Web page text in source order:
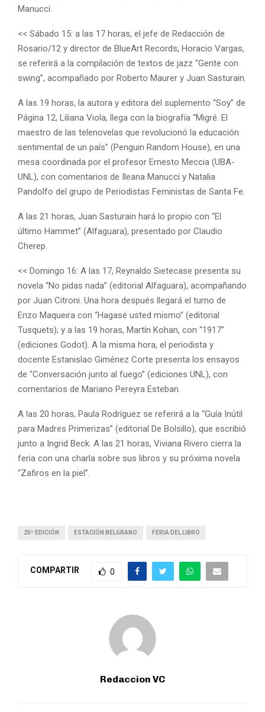
Manucci.
<< Sábado 15: a las 17 horas, el jefe de Redacción de
Rosario/12 y director de BlueArt Records, Horacio Vargas,
se referirá a la compilación de textos de jazz “Gente con
swing”, acompañado por Roberto Maurer y Juan Sasturain.
A las 19 horas, la autora y editora del suplemento “Soy” de
Página 12, Liliana Viola, llega con la biografía “Migré. El
maestro de las telenovelas que revolucionó la educación
sentimental de un país” (Penguin Random House), en una
mesa coordinada por el profesor Ernesto Meccia (UBA-
UNL), con comentarios de Ileana Manucci y Natalia
Pandolfo del grupo de Periodistas Feministas de Santa Fe.
A las 21 horas, Juan Sasturain hará lo propio con “El
último Hammet” (Alfaguara), presentado por Claudio
Cherep.
<< Domingo 16: A las 17, Reynaldo Sietecase presenta su
novela “No pidas nada” (editorial Alfaguara), acompañando
por Juan Citroni. Una hora después llegará el turno de
Enzo Maqueira con “Hagasé usted mismo” (editorial
Tusquets); y a las 19 horas, Martín Kohan, con “1917”
(ediciones Godot). A la misma hora, el periodista y
docente Estanislao Giménez Corte presenta los ensayos
de “Conversación junto al fuego” (ediciones UNL), con
comentarios de Mariano Pereyra Esteban.
A las 20 horas, Paula Rodríguez se referirá a la “Guía Inútil
para Madres Primerizas” (editorial De Bolsillo), que escribió
junto a Ingrid Beck. A las 21 horas, Viviana Rivero cierra la
feria con una charla sobre sus libros y su próxima novela
“Zafiros en la piel”.
25º EDICIÓN ESTACIÓN BELGRANO FERIA DEL LIBRO
COMPARTIR 0
Redaccion VC